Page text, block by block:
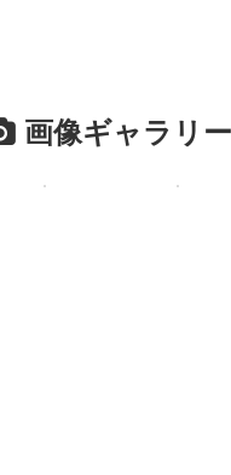
画像ギャラリー